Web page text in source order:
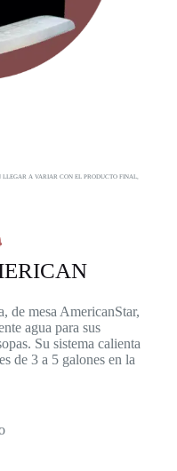
A VARIAR CON EL PRODUCTO FINAL,
de mesa AmericanStar,
agua para sus
Su sistema calienta
de 3 a 5 galones en la